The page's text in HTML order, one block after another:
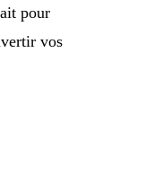
pour
vos